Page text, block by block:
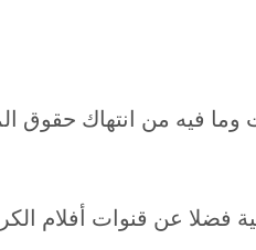
من انتهاك حقوق
عن قنوات أفلام